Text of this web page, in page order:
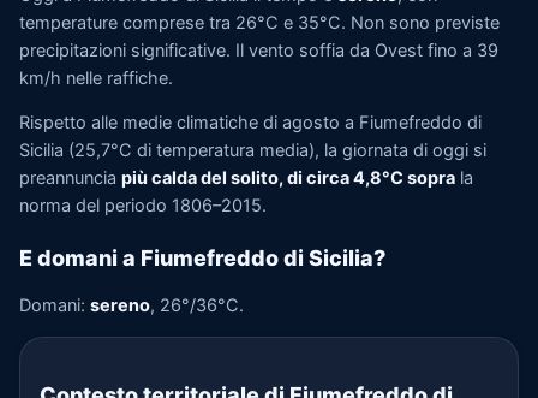
temperature comprese tra 26°C e 35°C. Non sono previste
precipitazioni significative. Il vento soffia da Ovest fino a 39
km/h nelle raffiche.
Rispetto alle medie climatiche di agosto a Fiumefreddo di
Sicilia (25,7°C di temperatura media), la giornata di oggi si
preannuncia più calda del solito, di circa 4,8°C sopra la
norma del periodo 1806–2015.
E domani a Fiumefreddo di Sicilia?
Domani: sereno, 26°/36°C.